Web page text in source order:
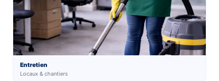
Entretien
Locaux & chantiers